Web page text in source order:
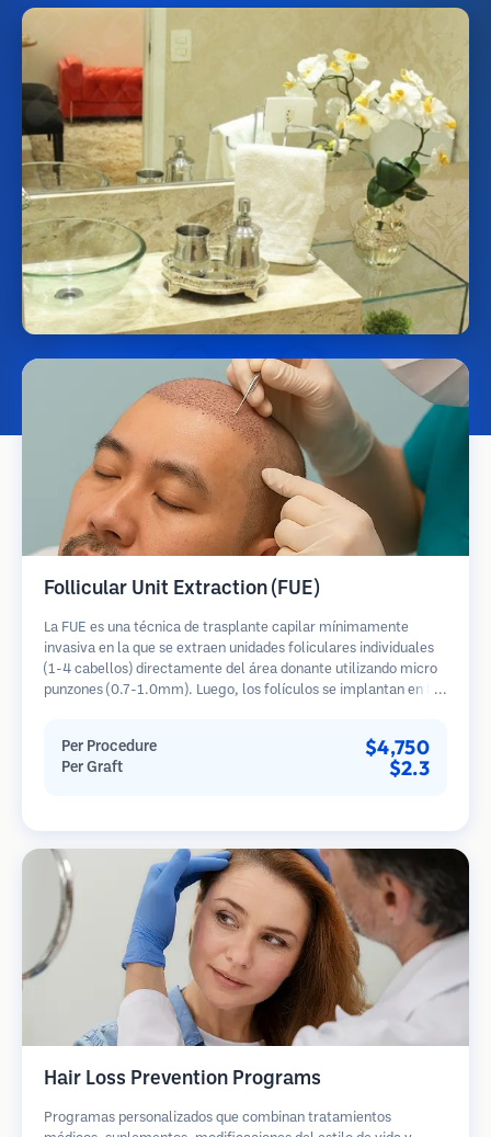
Follicular Unit Extraction (FUE)
La FUE es una técnica de trasplante capilar mínimamente
invasiva en la que se extraen unidades foliculares individuales
(1-4 cabellos) directamente del área donante utilizando micro
punzones (0.7-1.0mm). Luego, los folículos se implantan en las
en comparación con los métodos de extracción de tiras.
Per Procedure $4,750
Per Graft $2.3
Hair Loss Prevention Programs
Programas personalizados que combinan tratamientos